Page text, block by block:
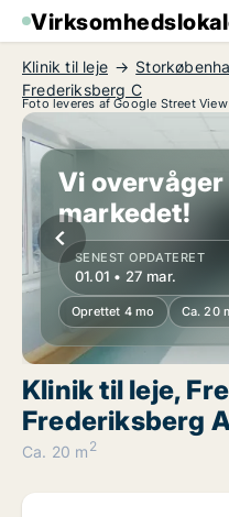
Klinik til leje
Frederiksberg C
Foto leveres af Google Street
Vi overvåger
markedet!
SENEST OPDATERET
01.01 • 27 mar.
Oprettet 4 mo Ca. 20
Klinik til leje,
Frederiksberg
Ca. 20 m 2